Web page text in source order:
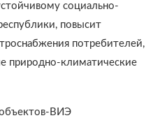
социально-
повысит
потребителей,
природно-климатические
объектов-ВИЭ